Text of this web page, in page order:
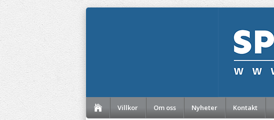
Villkor
Om oss Nyheter Kontakt